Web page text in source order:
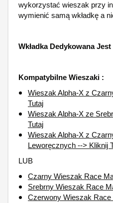
wykorzystać wieszak przy
wymienić samą wkładkę a
Wkładka Dedykowana
Kompatybilne Wieszaki :
Wieszak Alpha-X z
Tutaj
Wieszak Alpha-X ze
Tutaj
Wieszak Alpha-X z
Leworęcznych --> Kliknij
LUB
Czarny Wieszak Race
Srebrny Wieszak Race
Czerwony Wieszak